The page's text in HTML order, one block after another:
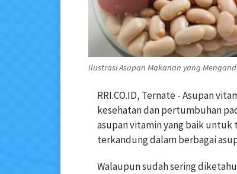
Ilustrasi Asupan Makanan yang
RRI.CO.ID, Ternate - Asupan
kesehatan dan pertumbuhan
asupan vitamin yang baik untuk
terkandung dalam berbagai
Walaupun sudah sering